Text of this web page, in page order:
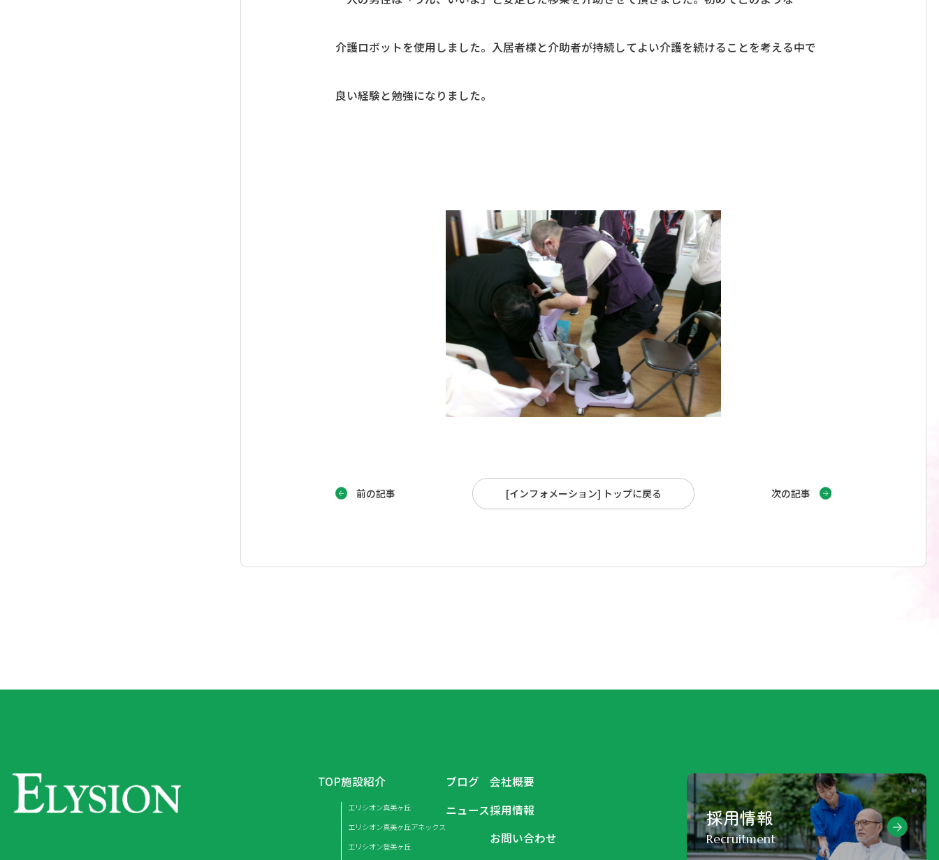
介護ロボットを使用しました。入居者様と介助者が持続してよい介護を続けることを考える中で
良い経験と勉強になりました。
前の記事 [インフォメーション] トップに戻る 次の記事
TOP施設紹介
エリシオン真美ヶ丘
エリシオン真美ヶ丘アネックス
エリシオン登美ヶ丘
ブログ
ニュース
会社概要
採用情報
お問い合わせ
採用情報
Recruitment